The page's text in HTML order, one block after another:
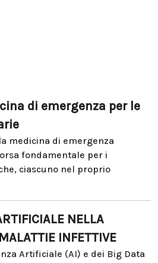
di emergenza per le
medicina di emergenza
fondamentale per i
ciascuno nel proprio
NELLA
INFETTIVE
Artificiale (AI) e dei Big Data